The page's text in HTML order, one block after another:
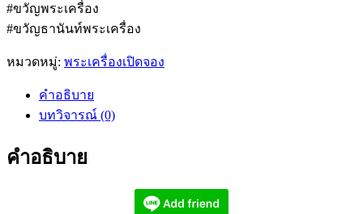
#ขวัญพระเครื่อง
#ขวัญธานันท์พระเครื่อง
หมวดหมู่: พระเครื่องเปิดจอง
คำอธิบาย
บทวิจารณ์ (0)
คำอธิบาย